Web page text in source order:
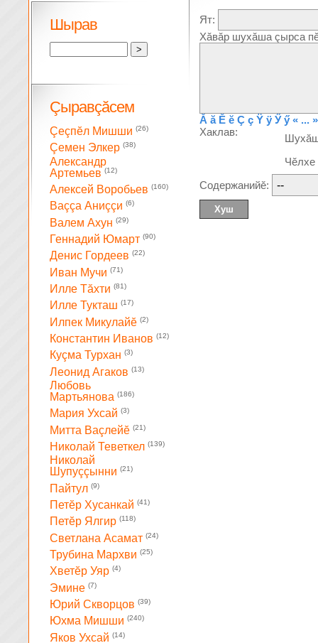
Ят:
Хăвăр шухăша çырса
Ă ă Ĕ ĕ Ç ç Ÿ ÿ Ӳ ӳ « ... »
Хаклав:
Содержанийĕ:
Шырав
Çыравçăсем
Çеçпĕл Мишши (26)
Çемен Элкер (38)
Александр
Артемьев (12)
Алексей Воробьев (160)
Ваççа Аниççи (6)
Валем Ахун (29)
Геннадий Юмарт (90)
Денис Гордеев (22)
Иван Мучи (71)
Илле Тăхти (81)
Илле Тукташ (17)
Илпек Микулайĕ (2)
Константин Иванов (12)
Куçма Турхан (3)
Леонид Агаков (13)
Любовь
Мартьянова (186)
Мария Ухсай (3)
Митта Ваçлейĕ (21)
Николай Теветкел (139)
Николай
Шупуççынни (21)
Пайтул (9)
Петĕр Хусанкай (41)
Петĕр Ялгир (118)
Светлана Асамат (24)
Трубина Мархви (25)
Хветĕр Уяр (4)
Эмине (7)
Юрий Скворцов (39)
Юхма Мишши (240)
Яков Ухсай (14)